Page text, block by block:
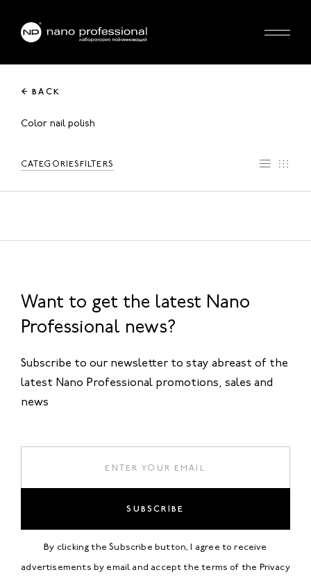
← BACK
Color nail polish
CATEGORIESFILTERS
Want to get the latest Nano
Professional news?
Subscribe to our newsletter to stay abreast of the
latest Nano Professional promotions, sales and
news
SUBSCRIBE
By clicking the Subscribe button, I agree to receive
advertisements by email and accept the terms of the Privacy